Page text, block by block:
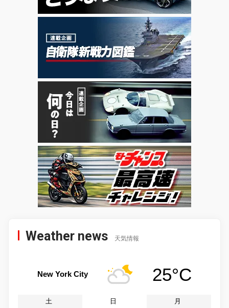
Weather news 天気情報
New York City 25°C
土 日 月